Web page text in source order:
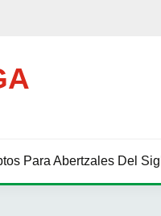
Para Abertzales Del